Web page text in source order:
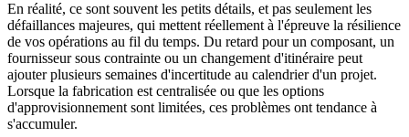
En réalité, ce sont souvent les petits détails, et pas seulement les
défaillances majeures, qui mettent réellement à l'épreuve la résilience
de vos opérations au fil du temps. Du retard pour un composant, un
fournisseur sous contrainte ou un changement d'itinéraire peut
ajouter plusieurs semaines d'incertitude au calendrier d'un projet.
Lorsque la fabrication est centralisée ou que les options
d'approvisionnement sont limitées, ces problèmes ont tendance à
s'accumuler.